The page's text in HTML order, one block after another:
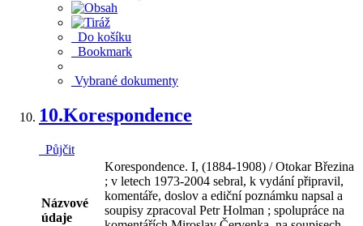
Do košíku
Bookmark
Vybrané dokumenty
10.Korespondence
Půjčit
Názvové
údaje
Korespondence. I, (1884-1908) / Otokar Březina
; v letech 1973-2004 sebral, k vydání připravil,
komentáře, doslov a ediční poznámku napsal a
soupisy zpracoval Petr Holman ; spolupráce na